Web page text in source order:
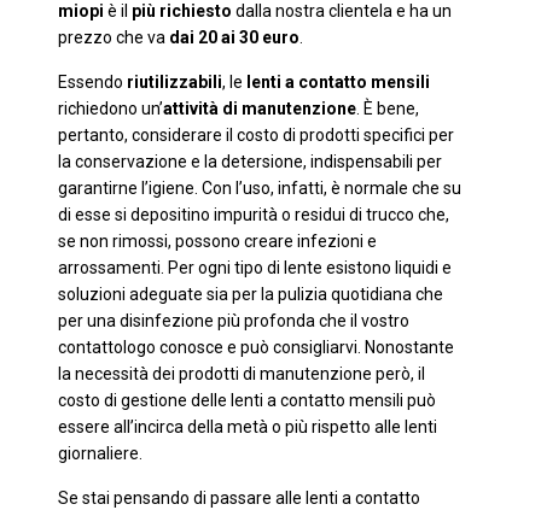
miopi è il più richiesto dalla nostra clientela e ha un
prezzo che va dai 20 ai 30 euro.
Essendo riutilizzabili, le lenti a contatto mensili
richiedono un’attività di manutenzione. È bene,
pertanto, considerare il costo di prodotti specifici per
la conservazione e la detersione, indispensabili per
garantirne l’igiene. Con l’uso, infatti, è normale che su
di esse si depositino impurità o residui di trucco che,
se non rimossi, possono creare infezioni e
arrossamenti. Per ogni tipo di lente esistono liquidi e
soluzioni adeguate sia per la pulizia quotidiana che
per una disinfezione più profonda che il vostro
contattologo conosce e può consigliarvi. Nonostante
la necessità dei prodotti di manutenzione però, il
costo di gestione delle lenti a contatto mensili può
essere all’incirca della metà o più rispetto alle lenti
giornaliere.
Se stai pensando di passare alle lenti a contatto